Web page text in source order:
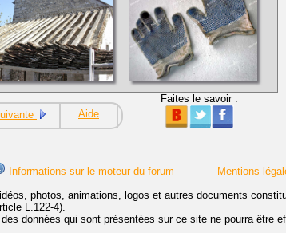
Aide
Faites le savoir :
Informations sur le moteur du forum
Mentions
photos, animations, logos et autres documents
L.122-4).
données qui sont présentées sur ce site ne pourra être